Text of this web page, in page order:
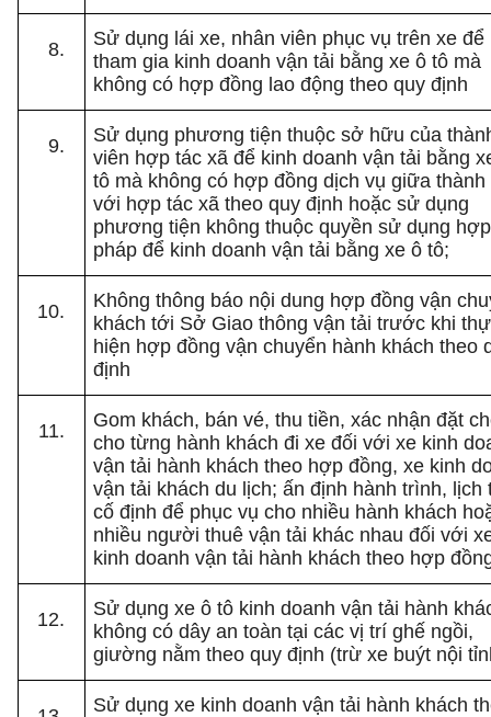
Sử dụng lái xe, nhân viên phục vụ trên xe để
tham gia kinh doanh vận tải bằng xe ô tô mà
không có hợp đồng lao động theo quy định
Sử dụng phương tiện thuộc sở hữu của
viên hợp tác xã để kinh doanh vận tải bằng
tô mà không có hợp đồng dịch vụ giữa thành
với hợp tác xã theo quy định hoặc sử dụng
phương tiện không thuộc quyền sử dụng hợp
pháp để kinh doanh vận tải bằng xe ô tô;
Không thông báo nội dung hợp đồng vận
khách tới Sở Giao thông vận tải trước khi
hiện hợp đồng vận chuyển hành khách theo
định
Gom khách, bán vé, thu tiền, xác nhận đặt
cho từng hành khách đi xe đối với xe kinh
vận tải hành khách theo hợp đồng, xe kinh
vận tải khách du lịch; ấn định hành trình, lịch
cố định để phục vụ cho nhiều hành khách
nhiều người thuê vận tải khác nhau đối với
kinh doanh vận tải hành khách theo hợp
Sử dụng xe ô tô kinh doanh vận tải hành
không có dây an toàn tại các vị trí ghế ngồi,
giường nằm theo quy định (trừ xe buýt nội
Sử dụng xe kinh doanh vận tải hành khách